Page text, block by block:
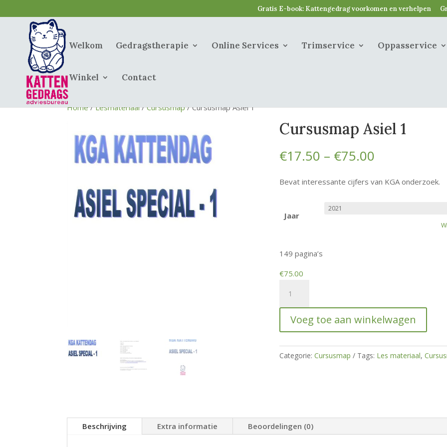
Gratis E-book: Kattengedrag voorkomen en verhelpen
Welkom Gedragstherapie Online Services Trimservice Oppasservice
Winkel Contact
Home/Lesmateriaal/Cursusmap/ Cursusmap Asiel 1
Cursusmap Asiel 1
€17.50 – €75.00Prijsklasse:
tot
Bevat interessante cijfers van KGA onderzoek.
Jaar
149 pagina’s
€75.00
Asiel
1
hoeveelheid
Voeg toe aan winkelwagen
Categorie: Cursusmap Tags: Les materiaal,
Beschrijving Extra informatie Beoordelingen (0)